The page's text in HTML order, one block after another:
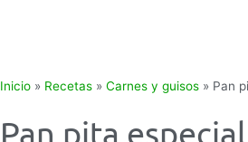
Inicio » Recetas » Carnes y guisos » Pan
Pan pita